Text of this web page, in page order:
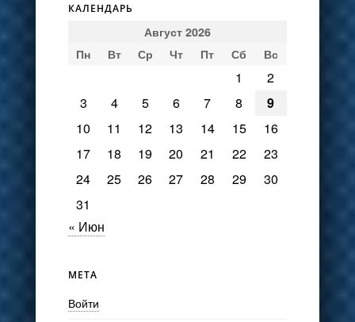
КАЛЕНДАРЬ
Август 2026
Пн
Вт Ср Чт Пт Сб Вс
1
2
3
4 5 6 7 8
9
10
11 12 13 14 15
16
17
18 19 20 21 22
23
24
25 26 27 28 29
30
31
« Июн
МЕТА
Войти